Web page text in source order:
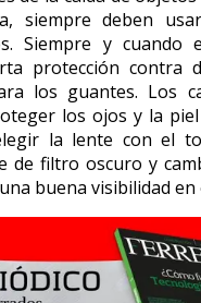
siempre deben
Siempre y cuando
protección contra
los guantes. Los
los ojos y la
la lente con el
de filtro oscuro y
buena visibilidad en